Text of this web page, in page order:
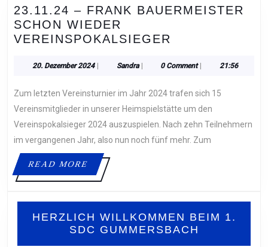
23.11.24 – FRANK BAUERMEISTER
SCHON WIEDER
VEREINSPOKALSIEGER
FRANK
SCHON
WIEDER
20. Dezember 202420.
| SandraSandra
| 0 Comment | 21:56
Zum letzten Vereinsturnier im Jahr 2024 trafen sich 15
Vereinsmitglieder in unserer Heimspielstätte um den
Vereinspokalsieger 2024 auszuspielen. Nach zehn Teilnehmern
im vergangenen Jahr, also nun noch fünf mehr. Zum
READ MOREREAD
MORE
HERZLICH WILLKOMMEN BEIM 1.
SDC GUMMERSBACH